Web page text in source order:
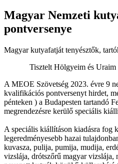
Magyar Nemzeti
pontversenye
Magyar kutyafatját tenyésztők,
Tisztelt Hölgyeim és
A MEOE Szövetség 2023. évre 9
kvalifikációs pontversenyt hirdet,
pénteken ) a Budapesten tartandó
megrendezésre kerülő speciális
A speciális kiállításon kiadásra fog
legeredményesebb hazai
kuvasza, pulija, pumija, mudija,
vizslája, drótszőrű magyar vizslája,